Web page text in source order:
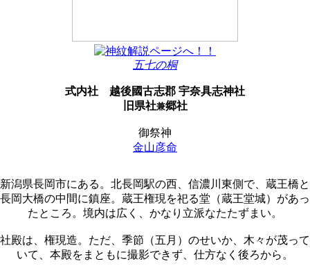
五七の桐
式内社
越後國古志郡 宇奈具志神社
旧県社兼郷社
御祭神
金山彦命
新潟県長岡市にある。北長岡駅の西、信濃川東側で、蔵王橋と
長岡大橋の中間に鎮座。蔵王権現を祀る堂（蔵王堂城）があっ
たところ。境内は広く、かなり立派なたたずまい。
社殿は、権現造。ただ、季節（五月）のせいか、木々が茂って
いて、本殿をまともに撮影できず、仕方なく後ろから。